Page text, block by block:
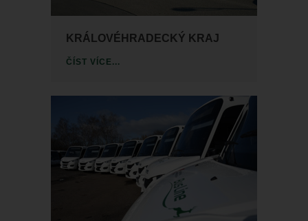
KRÁLOVÉHRADECKÝ KRAJ
ČÍST VÍCE...